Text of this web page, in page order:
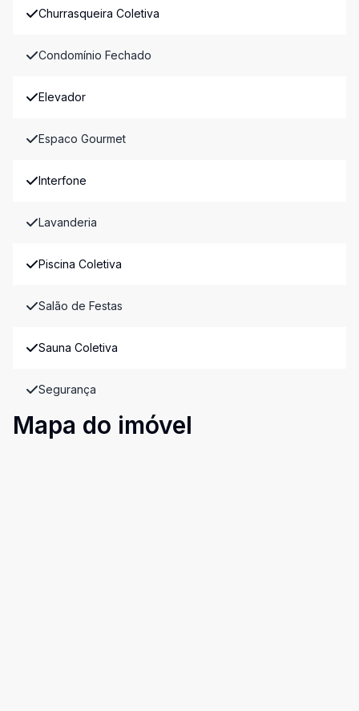
Churrasqueira Coletiva
Condomínio Fechado
Elevador
Espaco Gourmet
Interfone
Lavanderia
Piscina Coletiva
Salão de Festas
Sauna Coletiva
Segurança
Mapa do imóvel